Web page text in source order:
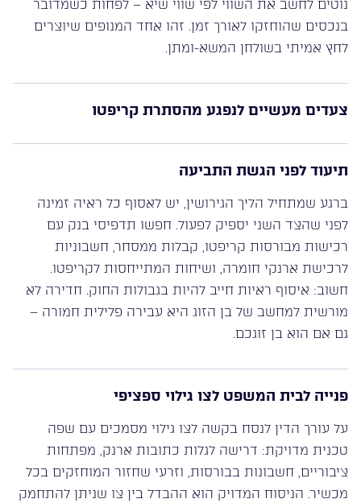
נוטים לחשב את השווי לפי שווי שיא – לפחות כשמדובר
בנכסים שהוחזקו לאורך זמן. זהו אחד המנופים שיוצרים
לחץ אמיתי בשולחן המשא-ומתן.
צעדים מעשיים לנפגע מהסתרת קריפטו
תיעוד לפני הגשת התביעה
ברגע שמתחיל הליך הגירושין, יש לאסוף כל ראיה זמינה
לפני שהצד השני יספיק לפעול. חפשו תדפיסי בנק עם
רכישות מבורסות קריפטו, קבלות ממסחר, חשבוניות
לרכישת ארנקי חומרה, ושיחות המתייחסות לקריפטו.
חשוב: איסוף ראיות חייב להיות בגבולות החוק. חדירה לא
מורשית למחשב של בן הזוג היא עבירה פלילית חמורה –
גם אם הוא בן זוגכם.
פנייה לבית המשפט לצו גילוי ספציפי
על עורך הדין לנסח בקשה לצו גילוי מסמכים עם שפה
טכנית מדויקת: דרישה לגלות כתובות ארנק, מפתחות
ציבוריים, חשבונות בבורסות, וזרעי שחזור המוחזקים בכל
מכשיר. הניסוח המדויק הוא ההבדל בין צו שניתן להתחמק